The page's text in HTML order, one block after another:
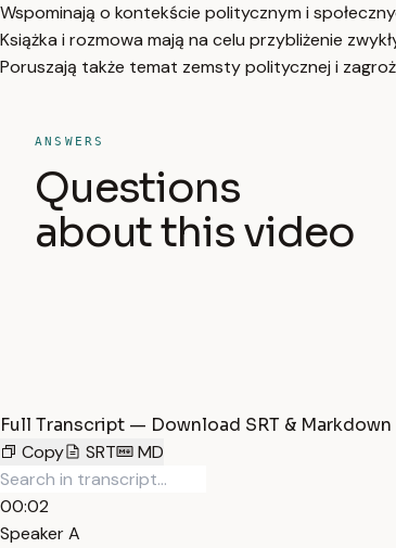
Wspominają o kontekście politycznym i
Książka i rozmowa mają na celu przybliżenie
Poruszają także temat zemsty politycznej i
ANSWERS
Questions
about this video
Full Transcript — Download SRT & Markdown
Copy
SRT MD
00:02
Speaker A